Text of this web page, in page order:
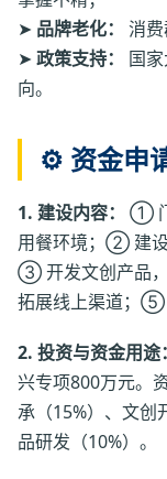
➤ 品牌老化：
消
➤ 政策支持：
国
向。
⚙️ 资金申
1. 建设内容：
①
用餐环境；② 建设
③ 开发文创产品
拓展线上渠道；⑤
2. 投资与资金用途：
兴专项800万元。
承（15%）、文创
品研发（10%）。